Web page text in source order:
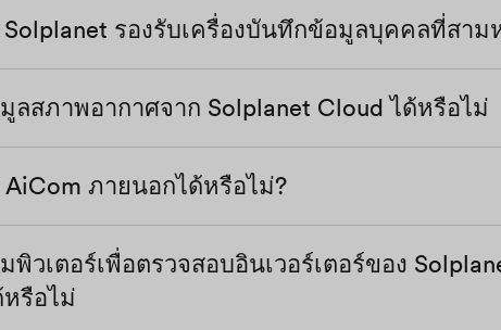
AiCom) ของเราสามารถใช้วิธีการแบบแมนนวล
งงานที่มากขึ้น ลงชื่อเข้าใช้แอป/เว็บเซิร์ฟเวอร์/คล
มารถตั้งค่าพลังงานที่ใช้งาน/ปฏิกิริยา หรือตัวประก
ริยาเพื่อควบคุมพลังงาน
ที่เชื่อมต่อกับ AiCom อินเวอร์เตอร์สามารถรับ
กำลังเอาต์พุตได้โดยอัตโนมัติ
พิ่มเติม โปรดดูคู่มือผู้ใช้หรือติดต่อฝ่ายบริการของเรา
ที่ด้านล่างของบ้านอินเวอร์เตอร์โดยการเชื่อมต่อแบ
มต่อกับอินเวอร์เตอร์หนึ่งตัว
อกเครื่องแปลงกระแสไฟฟ้าของ Solplanet AiCom เ
และเชื่อมต่อกับเราเตอร์ผ่าน WiFi หรือ LAN
นเวอร์เตอร์ได้สูงสุดห้าเครื่อง
ที่นี่
Solplanet รองรับเครื่องบันทึกข้อมูลบุคคลที่สาม
Solplanet รองรับเครื่องบันทึกข้อมูลบุคคลที่สาม เช่น
นอกจากนี้ สำหรับโรงงาน PV ขนาดใหญ่ เ
งเราให้กับบริษัทบุคคลที่สามเพื่อพัฒนาโซลูชันการตร
ขาเอง
ลสภาพอากาศจาก Solplanet Cloud ได้หรือไม่
ได้รับหรือบันทึกข้อมูลสภาพอากาศ เช่น การฉายรังสี
ต้องการตรวจสอบข้อมูลสภาพอากาศ คุณสามารถซื้
สามารถใช้โซลูชันของบุคคลที่สามที่มีอยู่จากซัพพลา
Solarman ซึ่งสามารถสื่อสารกับอินเวอร์เตอร์ข
ภายนอกได้หรือไม่?
ล่องหุ้มที่ได้รับการจัดอันดับ IP65
วเตอร์เพื่อตรวจสอบอินเวอร์เตอร์ของ
รือไม่